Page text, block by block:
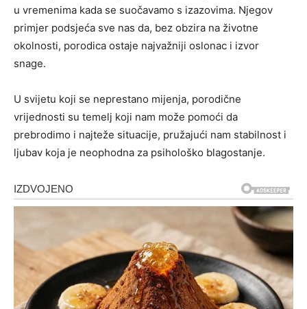
u vremenima kada se suočavamo s izazovima. Njegov
primjer podsjeća sve nas da, bez obzira na životne
okolnosti, porodica ostaje najvažniji oslonac i izvor
snage.
U svijetu koji se neprestano mijenja, porodične
vrijednosti su temelj koji nam može pomoći da
prebrodimo i najteže situacije, pružajući nam stabilnost i
ljubav koja je neophodna za psihološko blagostanje.